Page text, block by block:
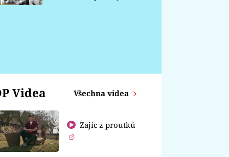
Videa Všechna videa
Zajíc z proutků